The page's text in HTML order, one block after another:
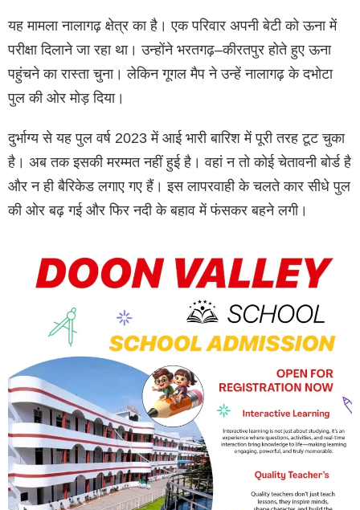
यह मामला नालागढ़ क्षेत्र का है। एक परिवार अपनी बेटी को ऊना में
परीक्षा दिलाने जा रहा था। उन्होंने भरतगढ़–कीरतपुर होते हुए ऊना
पहुंचने का रास्ता चुना। लेकिन गूगल मैप ने उन्हें नालागढ़ के दभोटा
पुल की ओर मोड़ दिया।
दुर्भाग्य से यह पुल वर्ष 2023 में आई भारी बारिश में पूरी तरह टूट चुका
है। अब तक इसकी मरम्मत नहीं हुई है। वहां न तो कोई चेतावनी बोर्ड है
और न ही बैरिकेड लगाए गए हैं। इस लापरवाही के चलते कार सीधे पुल
की ओर बढ़ गई और फिर नदी के बहाव में फंसकर बहने लगी।